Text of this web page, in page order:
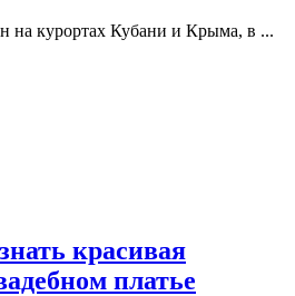
на курортах Кубани и Крыма, в ...
красивая
платье